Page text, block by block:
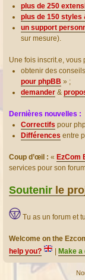
plus de 250
plus de 150 styles
un support
sur mesure).
Une fois inscrit.e, vous
obtenir des
pour phpBB » ;
demander &
Dernières nouvelles :
Correctifs pour
Différences entre
Coup d’œil : « EzCom
services pour son
Soutenir le
Tu as un forum et
Welcome on the
help you?
Make